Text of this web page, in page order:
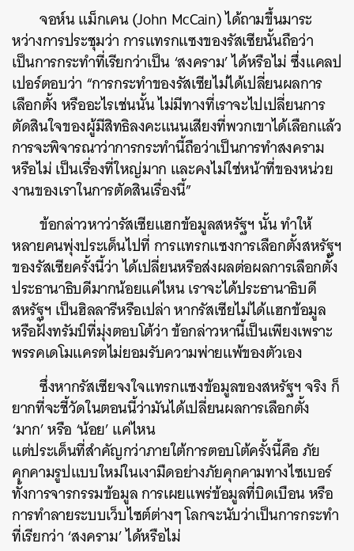
จอห์น แม็กเคน (John McCain) ได้ถามขึ้นมาระ
หว่างการประชุมว่า การแทรกแซงของรัสเซียนั้นถือว่า
เป็นการกระทำที่เรียกว่าเป็น ‘สงคราม’ ได้หรือไม่ ซึ่งแคลป
เปอร์ตอบว่า “การกระทำของรัสเซียไม่ได้เปลี่ยนผลการ
เลือกตั้ง หรืออะไรเช่นนั้น ไม่มีทางที่เราจะไปเปลี่ยนการ
ตัดสินใจของผู้มีสิทธิลงคะแนนเสียงที่พวกเขาได้เลือกแล้ว
การจะพิจารณาว่าการกระทำนี้ถือว่าเป็นการทำสงคราม
หรือไม่ เป็นเรื่องที่ใหญ่มาก และคงไม่ใช่หน้าที่ของหน่วย
งานของเราในการตัดสินเรื่องนี้”
ข้อกล่าวหาว่ารัสเซียแฮกข้อมูลสหรัฐฯ นั้น ทำให้
หลายคนพุ่งประเด็นไปที่ การแทรกแซงการเลือกตั้งสหรัฐฯ
ของรัสเซียครั้งนี้ว่า ได้เปลี่ยนหรือส่งผลต่อผลการเลือกตั้ง
ประธานาธิบดีมากน้อยแค่ไหน เราจะได้ประธานาธิบดี
สหรัฐฯ เป็นฮิลลารีหรือเปล่า หากรัสเซียไม่ได้แฮกข้อมูล
หรือฝั่งทรัมป์ที่มุ่งตอบโต้ว่า ข้อกล่าวหานี้เป็นเพียงเพราะ
พรรคเดโมแครตไม่ยอมรับความพ่ายแพ้ของตัวเอง
ซึ่งหากรัสเซียจงใจแทรกแซงข้อมูลของสหรัฐฯ จริง ก็
ยากที่จะชี้วัดในตอนนี้ว่ามันได้เปลี่ยนผลการเลือกตั้ง
‘มาก’ หรือ ‘น้อย’ แค่ไหน
แต่ประเด็นที่สำคัญกว่าภายใต้การตอบโต้ครั้งนี้คือ ภัย
คุกคามรูปแบบใหม่ในเงามืดอย่างภัยคุกคามทางไซเบอร์
ทั้งการจารกรรมข้อมูล การเผยแพร่ข้อมูลที่บิดเบือน หรือ
การทำลายระบบเว็บไซต์ต่างๆ โลกจะนับว่าเป็นการกระทำ
ที่เรียกว่า ‘สงคราม’ ได้หรือไม่